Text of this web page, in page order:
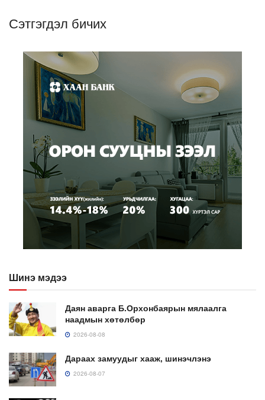
Сэтгэгдэл бичих
Шинэ мэдээ
Даян аварга Б.Орхонбаярын мялаалга
наадмын хөтөлбөр
2026-08-08
Дараах замуудыг хааж, шинэчлэнэ
2026-08-07